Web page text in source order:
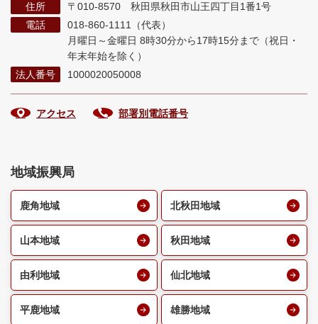
住所
〒010-8570 秋田県秋田市山王四丁目1番1号
電話
018-860-1111（代表）
月曜日～金曜日 8時30分から17時15分まで （祝日・
年末年始を除く）
法人番号
1000020050008
アクセス 部署別電話番号
地域振興局
鹿角地域 北秋田地域
山本地域 秋田地域
由利地域 仙北地域
平鹿地域 雄勝地域